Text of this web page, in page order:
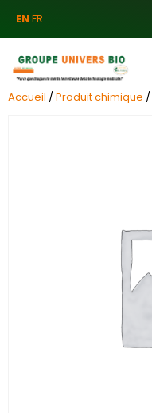
ENFR
Accueil /Produit chimique /